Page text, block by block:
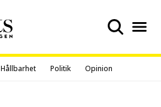
Hållbarhet Politik Opinion